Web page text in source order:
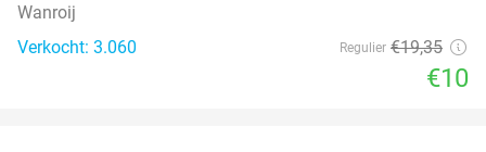
Wanroij
Verkocht: 3.060
Regulier €19,35
€10